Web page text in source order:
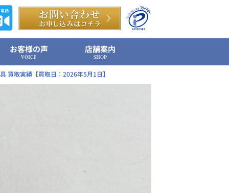
お客様の声
VOICE
店舗案内
SHOP
買取実績【買取日：2026年5月1日】